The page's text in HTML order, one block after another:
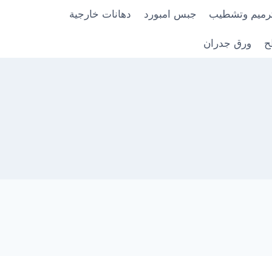
وتشطيب جبس امبورد دهانات خارجية
ورق جدران